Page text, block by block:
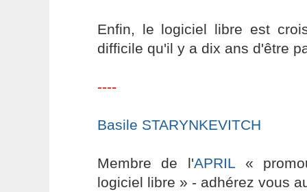
Enfin, le logiciel libre est
difficile qu'il y a dix ans d'être
----
Basile STARYNKEVITCH
Membre de l'APRIL «
logiciel libre » - adhérez vous